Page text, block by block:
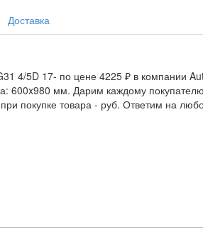
Доставка
4/5D 17- по цене 4225 ₽ в компании
600x980 мм. Дарим каждому
покупке товара - руб. Ответим на